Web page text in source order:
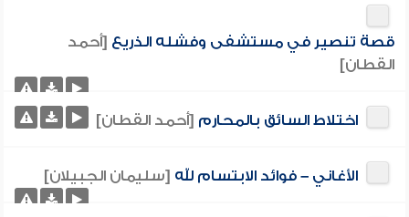
قصة تنصير في مستشفى وفشله الذريع [أحمد
القطان]
اختلاط السائق بالمحارم [أحمد القطان]
الأغاني – فوائد الابتسام لله [سليمان الجبيلان]